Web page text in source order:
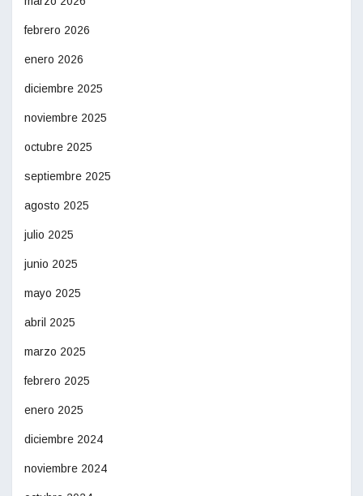
febrero 2026
enero 2026
diciembre 2025
noviembre 2025
octubre 2025
septiembre 2025
agosto 2025
julio 2025
junio 2025
mayo 2025
abril 2025
marzo 2025
febrero 2025
enero 2025
diciembre 2024
noviembre 2024